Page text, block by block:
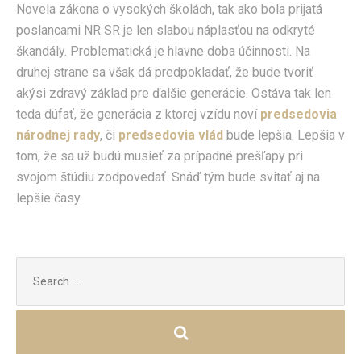
Novela zákona o vysokých školách, tak ako bola prijatá
poslancami NR SR je len slabou náplasťou na odkryté
škandály. Problematická je hlavne doba účinnosti. Na
druhej strane sa však dá predpokladať, že bude tvoriť
akýsi zdravý základ pre ďalšie generácie. Ostáva tak len
teda dúfať, že generácia z ktorej vzídu noví predsedovia
národnej rady, či predsedovia vlád bude lepšia. Lepšia v
tom, že sa už budú musieť za prípadné prešľapy pri
svojom štúdiu zodpovedať. Snáď tým bude svitať aj na
lepšie časy.
for: